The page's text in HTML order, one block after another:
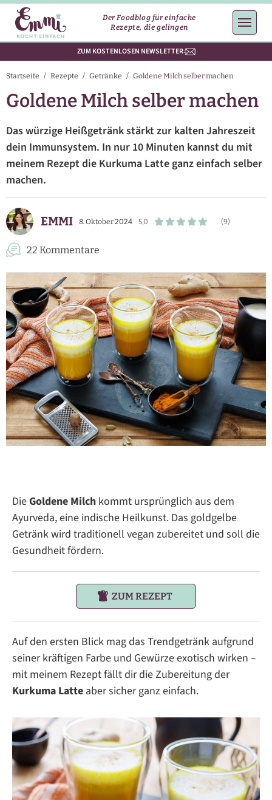
Der Foodblog für einfache
Rezepte, die gelingen
ZUM KOSTENLOSEN NEWSLETTER
Startseite / Rezepte / Getränke / Goldene Milch selber machen
Goldene Milch selber machen
Das würzige Heißgetränk stärkt zur kalten Jahreszeit
dein Immunsystem. In nur 10 Minuten kannst du mit
meinem Rezept die Kurkuma Latte ganz einfach selber
machen.
EMMI 8. Oktober 2024 5,0 (9)
22 Kommentare
DieGoldene Milch kommt ursprünglich aus dem
Ayurveda, eine indische Heilkunst. Das goldgelbe
Getränk wird traditionell vegan zubereitet und soll die
Gesundheit fördern.
ZUM REZEPT
Auf den ersten Blick mag das Trendgetränk aufgrund
seiner kräftigen Farbe und Gewürze exotisch wirken –
mit meinem Rezept fällt dir die Zubereitung der
Kurkuma Latte aber sicher ganz einfach.